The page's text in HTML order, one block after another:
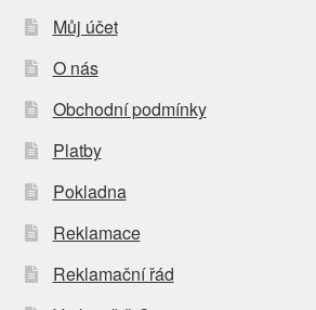
Můj účet
O nás
Obchodní podmínky
Platby
Pokladna
Reklamace
Reklamační řád